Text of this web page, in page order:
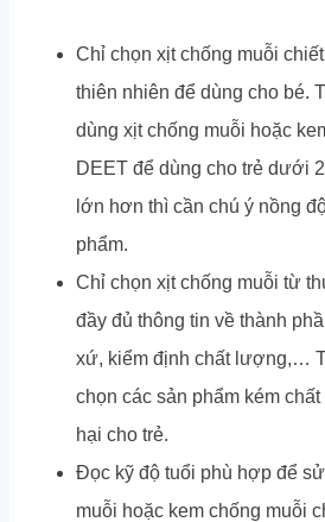
Chỉ chọn xịt chống muỗi
thiên nhiên để dùng cho bé.
dùng xịt chống muỗi hoặc
DEET để dùng cho trẻ dưới
lớn hơn thì cần chú ý nồng
phẩm.
Chỉ chọn xịt chống muỗi từ
đầy đủ thông tin về thành
xứ, kiểm định chất lượng,…
chọn các sản phẩm kém
hại cho trẻ.
Đọc kỹ độ tuổi phù hợp để
muỗi hoặc kem chống muỗi